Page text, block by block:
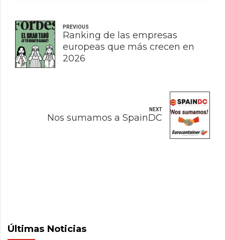
PREVIOUS
Ranking de las empresas
europeas que más crecen en
2026
NEXT
Nos sumamos a SpainDC
Últimas Noticias